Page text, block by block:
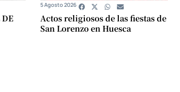
Actos religiosos de las fiestas de
San Lorenzo en Huesca
5 Agosto 2026